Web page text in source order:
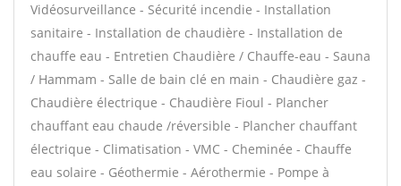
Vidéosurveillance - Sécurité incendie - Installation
sanitaire - Installation de chaudière - Installation de
chauffe eau - Entretien Chaudière / Chauffe-eau - Sauna
/ Hammam - Salle de bain clé en main - Chaudière gaz -
Chaudière électrique - Chaudière Fioul - Plancher
chauffant eau chaude /réversible - Plancher chauffant
électrique - Climatisation - VMC - Cheminée - Chauffe
eau solaire - Géothermie - Aérothermie - Pompe à